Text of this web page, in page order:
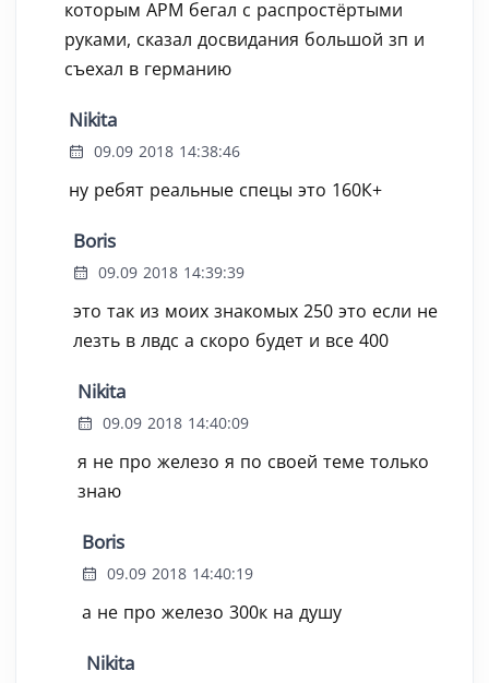
которым АРМ бегал с распростёртыми
руками, сказал досвидания большой зп и
съехал в германию
Nikita
09.09 2018 14:38:46
ну ребят реальные спецы это 160К+
Boris
09.09 2018 14:39:39
это так из моих знакомых 250 это если не
лезть в лвдс а скоро будет и все 400
Nikita
09.09 2018 14:40:09
я не про железо я по своей теме только
знаю
Boris
09.09 2018 14:40:19
а не про железо 300к на душу
Nikita